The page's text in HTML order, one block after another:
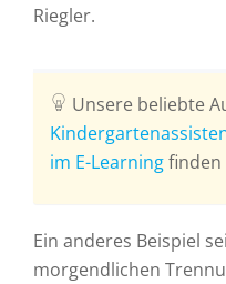
Riegler.
Unsere beliebte
im E-Learningfinden
Ein anderes Beispiel
morgendlichen